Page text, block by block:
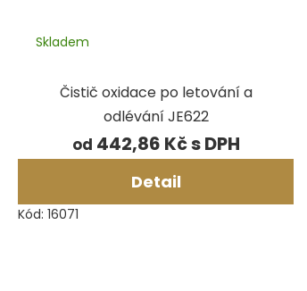
Čistič oxidace po letování a
odlévání JE622
Skladem
od 442,86 Kč
Detail
Kód: 16071